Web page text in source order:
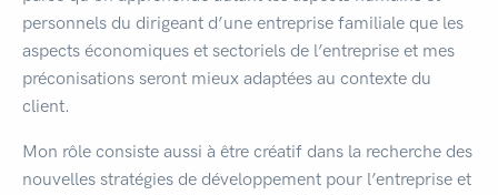
personnels du dirigeant d’une entreprise familiale que les
aspects économiques et sectoriels de l’entreprise et mes
préconisations seront mieux adaptées au contexte du
client.
Mon rôle consiste aussi à être créatif dans la recherche des
nouvelles stratégies de développement pour l’entreprise et